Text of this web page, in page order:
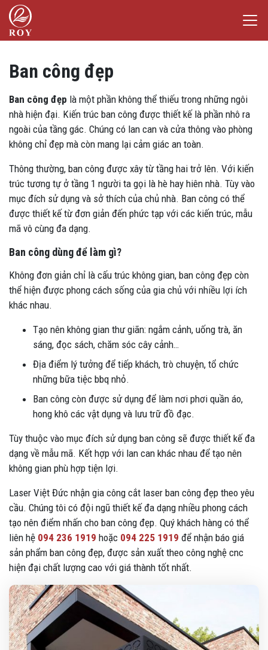
Chuyển đến nội dung
Laser Việt Đức
Ban công đẹp
Ban công đẹp là một phần không thể thiếu trong những ngôi
nhà hiện đại. Kiến trúc ban công được thiết kế là phần nhô ra
ngoài của tầng gác. Chúng có lan can và cửa thông vào phòng
không chỉ đẹp mà còn mang lại cảm giác an toàn.
Thông thường, ban công được xây từ tầng hai trở lên. Với kiến
trúc tương tự ở tầng 1 người ta gọi là hè hay hiên nhà. Tùy vào
mục đích sử dụng và sở thích của chủ nhà. Ban công có thể
được thiết kế từ đơn giản đến phức tạp với các kiến trúc, mẫu
mã vô cùng đa dạng.
Ban công dùng để làm gì?
Không đơn giản chỉ là cấu trúc không gian, ban công đẹp còn
thể hiện được phong cách sống của gia chủ với nhiều lợi ích
khác nhau.
Tạo nên không gian thư giãn: ngắm cảnh, uống trà, ăn
sáng, đọc sách, chăm sóc cây cảnh…
Địa điểm lý tưởng để tiếp khách, trò chuyện, tổ chức
những bữa tiệc bbq nhỏ.
Ban công còn được sử dụng để làm nơi phơi quần áo,
hong khô các vật dụng và lưu trữ đồ đạc.
Tùy thuộc vào mục đích sử dụng ban công sẽ được thiết kế đa
dạng về mẫu mã. Kết hợp với lan can khác nhau để tạo nên
không gian phù hợp tiện lợi.
Laser Việt Đức nhận gia công cắt laser ban công đẹp theo yêu
cầu. Chúng tôi có đội ngũ thiết kế đa dạng nhiều phong cách
tạo nên điểm nhấn cho ban công đẹp. Quý khách hàng có thể
liên hệ 094 236 1919 hoặc 094 225 1919 để nhận báo giá
sản phẩm ban công đẹp, được sản xuất theo công nghệ cnc
hiện đại chất lượng cao với giá thành tốt nhất.